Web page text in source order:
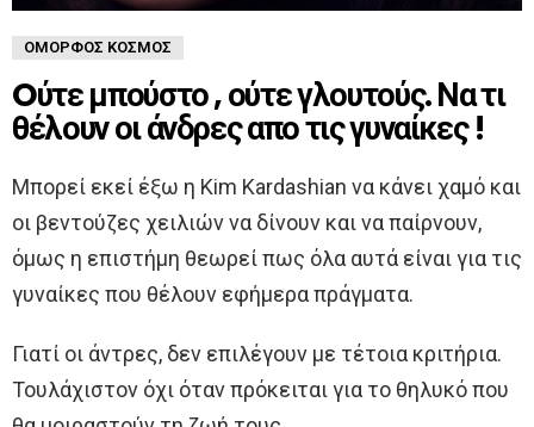
ΌΜΟΡΦΟΣ ΚΌΣΜΟΣ
Oύτε μπούστο , ούτε γλουτούς. Να τι
θέλουν οι άνδρες απο τις γυναίκες !
Μπορεί εκεί έξω η Kim Kardashian να κάνει χαμό και
οι βεντούζες χειλιών να δίνουν και να παίρνουν,
όμως η επιστήμη θεωρεί πως όλα αυτά είναι για τις
γυναίκες που θέλουν εφήμερα πράγματα.
Γιατί οι άντρες, δεν επιλέγουν με τέτοια κριτήρια.
Τουλάχιστον όχι όταν πρόκειται για το θηλυκό που